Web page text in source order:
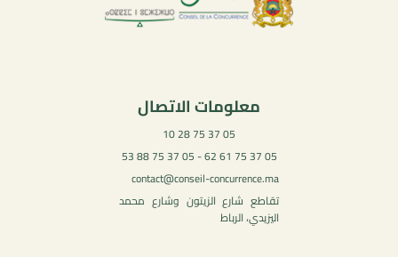
معلومات الاتصال
05 37 75 28 10
05 37 75 61 62 - 05 37 75 88 53
contact@conseil-concurrence.ma
تقاطع شارع الزيتون وشارع محمد
اليزيدي، الرباط